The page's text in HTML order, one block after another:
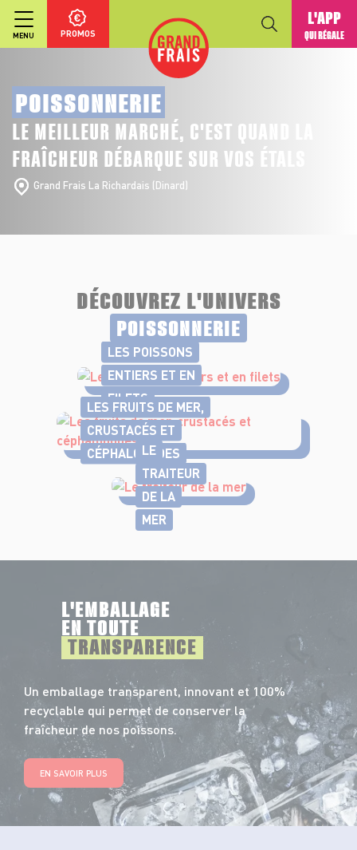
MENU PROMOS
L'APP
QUI RÉGALE
POISSONNERIE
LE MEILLEUR MARCHÉ, C'EST QUAND LA
FRAÎCHEUR DÉBARQUE SUR VOS ÉTALS
Grand Frais La Richardais (Dinard)
DÉCOUVREZ L'UNIVERS
POISSONNERIE
LES POISSONS
ENTIERS ET EN
FILETS
LES FRUITS DE MER,
CRUSTACÉS ET
CÉPHALOPODES
LE
TRAITEUR
DE LA
MER
L'EMBALLAGE
EN TOUTE
TRANSPARENCE
Un emballage transparent, innovant et 100%
recyclable qui permet de conserver la
fraîcheur de nos poissons.
EN SAVOIR PLUS